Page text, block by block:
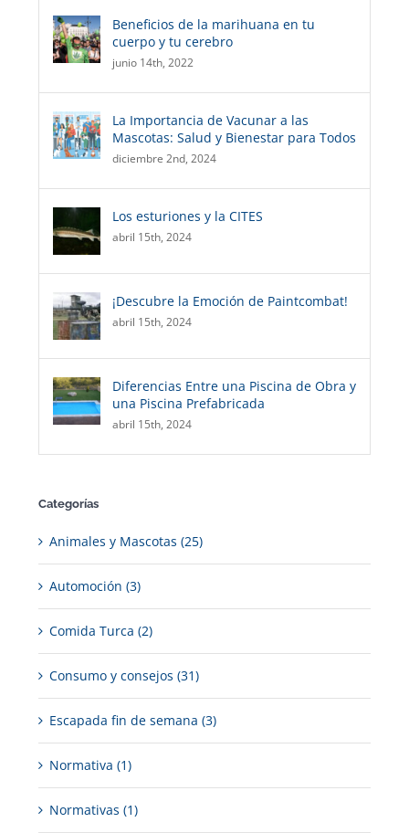
Beneficios de la marihuana en tu
cuerpo y tu cerebro
junio 14th, 2022
La Importancia de Vacunar a las
Mascotas: Salud y Bienestar para Todos
diciembre 2nd, 2024
Los esturiones y la CITES
abril 15th, 2024
¡Descubre la Emoción de Paintcombat!
abril 15th, 2024
Diferencias Entre una Piscina de Obra y
una Piscina Prefabricada
abril 15th, 2024
Categorías
Animales y Mascotas (25)
Automoción (3)
Comida Turca (2)
Consumo y consejos (31)
Escapada fin de semana (3)
Normativa (1)
Normativas (1)